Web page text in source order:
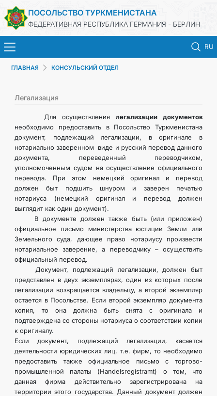
ПОСОЛЬСТВО ТУРКМЕНИСТАНА
ФЕДЕРАТИВНАЯ РЕСПУБЛИКА ГЕРМАНИЯ - БЕРЛИН
RU
ГЛАВНАЯ
МИД ТУРКМЕНИСТАНА
ТУРКМЕНИСТАН
КОНСУЛЬСКИЙ ОТДЕЛ
ИНВЕСТИЦИИ В ТУРКМЕНИСТАН
КОНТАКТНЫЕ ДАННЫЕ
ГЛАВНАЯ КОНСУЛЬСКИЙ ОТДЕЛ
Легализация
Для осуществления легализации документов
необходимо предоставить в Посольство Туркменистана
документ, подлежащий легализации, в оригинале в
нотариально заверенном виде и русский перевод данного
документа, переведенный переводчиком,
уполномоченным судом на осуществление официального
перевода. При этом немецкий оригинал и перевод
должен быт подшить шнуром и заверен печатью
нотариуса (немецкий оригинал и перевод должен
выглядит как один документ).
В документе должен также быть (или приложен)
официальное письмо министерства юстиции Земли или
Земельного суда, дающее право нотариусу произвести
нотариальное заверение, а переводчику – осуществить
официальный перевод.
Документ, подлежащий легализации, должен быт
представлен в двух экземплярах, один из которых после
легализации возвращается владельцу, а второй экземпляр
остается в Посольстве. Если второй экземпляр документа
копия, то она должна быть снята с оригинала и
подтверждена со стороны нотариуса о соответствии копии
к оригиналу.
Если документ, подлежащий легализации, касается
деятельности юридических лиц, т.е. фирм, то необходимо
предоставить также официальное письмо с торгово-
промышленной палаты (Handelsregistramt) о том, что
данная фирма действительно зарегистрирована на
территории этого государства. Данный документ должен